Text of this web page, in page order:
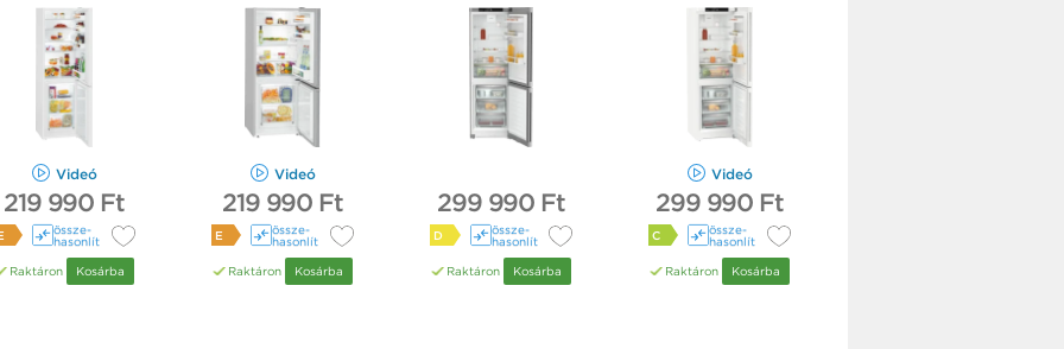
Videó
219 990 Ft
össze­
hasonlít
Raktáron Kosárba
Videó
219 990 Ft
E
össze­
hasonlít
Raktáron Kosárba
299 990 Ft
D
össze­
hasonlít
Raktáron Kosárba
Videó
299 990 Ft
C
össze­
hasonlít
Raktáron Kosárba